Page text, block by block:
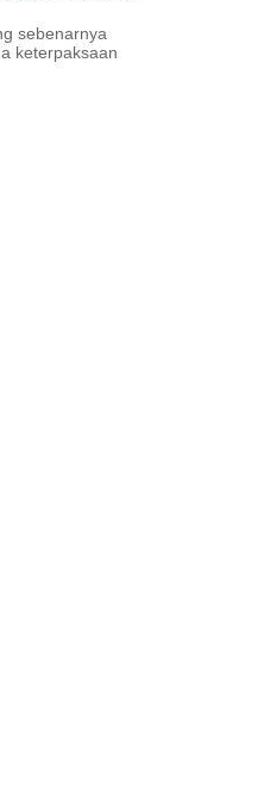
sebenarnya
keterpaksaan